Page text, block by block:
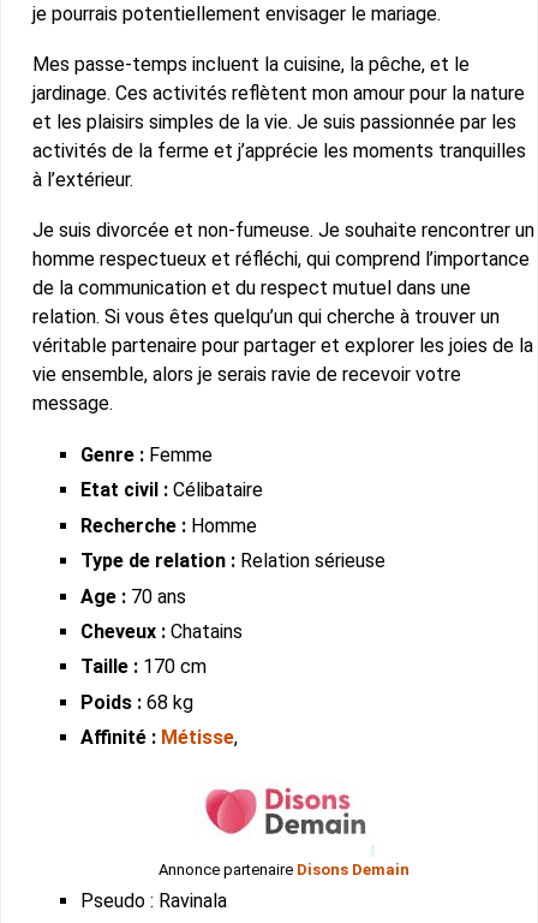
je pourrais potentiellement envisager le mariage.
Mes passe-temps incluent la cuisine, la pêche, et le
jardinage. Ces activités reflètent mon amour pour la nature
et les plaisirs simples de la vie. Je suis passionnée par les
activités de la ferme et j’apprécie les moments tranquilles
à l’extérieur.
Je suis divorcée et non-fumeuse. Je souhaite rencontrer un
homme respectueux et réfléchi, qui comprend l’importance
de la communication et du respect mutuel dans une
relation. Si vous êtes quelqu’un qui cherche à trouver un
véritable partenaire pour partager et explorer les joies de la
vie ensemble, alors je serais ravie de recevoir votre
message.
Genre : Femme
Etat civil : Célibataire
Recherche : Homme
Type de relation : Relation sérieuse
Age : 70 ans
Cheveux : Chatains
Taille : 170 cm
Poids : 68 kg
Affinité : Métisse,
Annonce partenaire Disons Demain
Pseudo : Ravinala